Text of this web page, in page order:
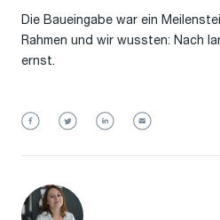
Die Baueingabe war ein
Rahmen und wir wussten: Nach
ernst.